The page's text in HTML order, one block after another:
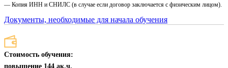
— Копия ИНН и СНИЛС (в случае если договор заключается с физическим лицом).
Документы, необходимые для начала обучения
Стоимость обучения:
повышение 144 ак.ч.